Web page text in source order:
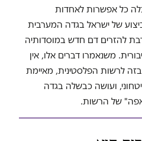
כל אפשרות לאחדות
של ישראל בגדה המערבית
להזרים דם חדש במוסדותיה
משנאמרו דברים אלו, אין
לרשות הפלסטינית, מאיימת
ועושה כבשלה בגדה
של הרשות.